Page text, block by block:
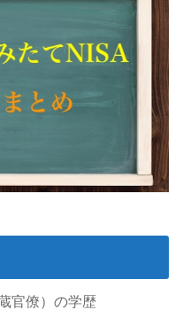
官僚）の学歴